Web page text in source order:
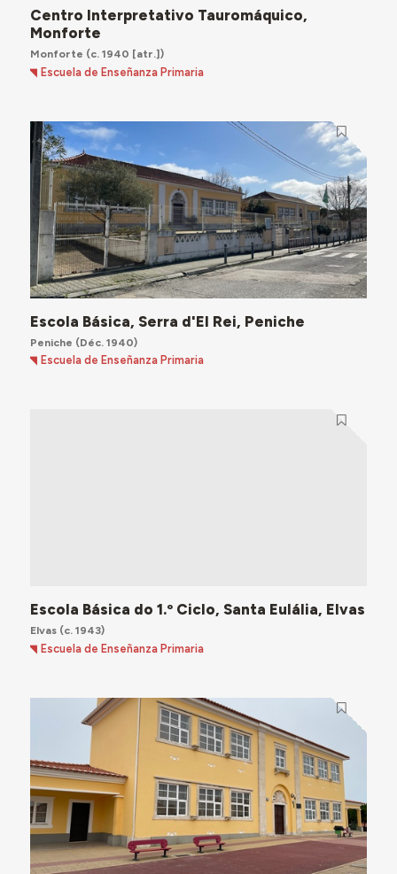
Centro Interpretativo Tauromáquico,
Monforte
Monforte (c. 1940 [atr.])
Escuela de Enseñanza Primaria
Escola Básica, Serra d'El Rei, Peniche
Peniche (Déc. 1940)
Escuela de Enseñanza Primaria
Escola Básica do 1.º Ciclo, Santa Eulália, Elvas
Elvas(c. 1943)
Escuela de Enseñanza Primaria